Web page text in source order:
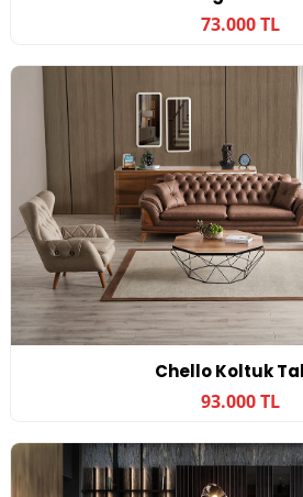
73.000 TL
Chello Koltuk
93.000 TL